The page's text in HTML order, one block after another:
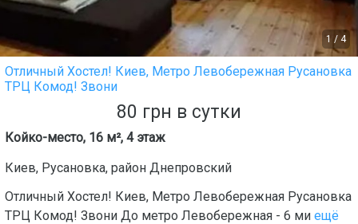
1 / 4
Отличный Хостел! Киев, Метро Левобережная Русановка
ТРЦ Комод! Звони
80 грн в сутки
Койко-место, 16 м², 4 этаж
Киев, Русановка, район Днепровский
Отличный Хостел! Киев, Метро Левобережная Русановка
ТРЦ Комод! Звони До метро Левобережная - 6 ми ещё